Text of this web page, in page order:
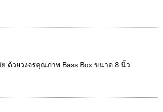
ย ด้วยวงจรคุณภาพ Bass Box ขนาด 8 นิ้ว